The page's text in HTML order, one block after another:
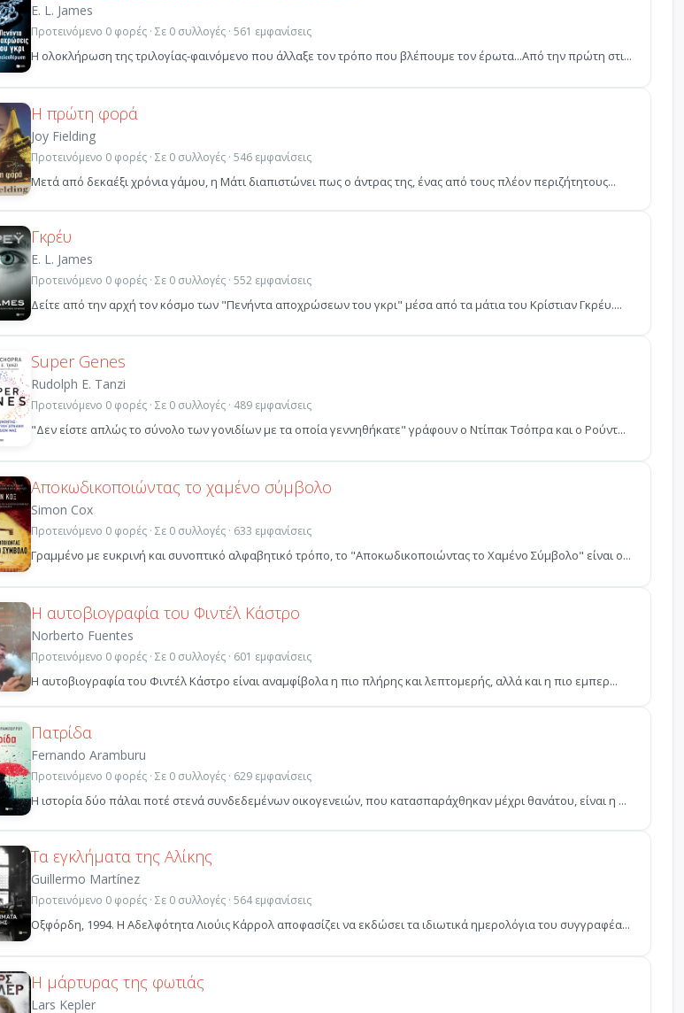
E. L. James
Προτεινόμενο 0 φορές · Σε 0 συλλογές · 561 εμφανίσεις
Η ολοκλήρωση της τριλογίας-φαινόμενο που άλλαξε τον τρόπο που βλέπουμε τον έρωτα...Από την πρώτη στι...
Η πρώτη φορά
Joy Fielding
Προτεινόμενο 0 φορές · Σε 0 συλλογές · 546 εμφανίσεις
Μετά από δεκαέξι χρόνια γάμου, η Μάτι διαπιστώνει πως ο άντρας της, ένας από τους πλέον περιζήτητους...
Γκρέυ
E. L. James
Προτεινόμενο 0 φορές · Σε 0 συλλογές · 552 εμφανίσεις
Δείτε από την αρχή τον κόσµο των "Πενήντα αποχρώσεων του γκρι" µέσα από τα µάτια του Κρίστιαν Γκρέυ....
Super Genes
Rudolph E. Tanzi
Προτεινόμενο 0 φορές · Σε 0 συλλογές · 489 εμφανίσεις
"Δεν είστε απλώς το σύνολο των γονιδίων με τα οποία γεννηθήκατε" γράφουν ο Ντίπακ Τσόπρα και ο Ρούντ...
Αποκωδικοποιώντας το χαμένο σύμβολο
Simon Cox
Προτεινόμενο 0 φορές · Σε 0 συλλογές · 633 εμφανίσεις
Γραμμένο με ευκρινή και συνοπτικό αλφαβητικό τρόπο, το "Αποκωδικοποιώντας το Χαμένο Σύμβολο" είναι ο...
Η αυτοβιογραφία του Φιντέλ Κάστρο
Norberto Fuentes
Προτεινόμενο 0 φορές · Σε 0 συλλογές · 601 εμφανίσεις
Η αυτοβιογραφία του Φιντέλ Κάστρο είναι αναμφίβολα η πιο πλήρης και λεπτομερής, αλλά και η πιο εμπερ...
Πατρίδα
Fernando Aramburu
Προτεινόμενο 0 φορές · Σε 0 συλλογές · 629 εμφανίσεις
Η ιστορία δύο πάλαι ποτέ στενά συνδεδεµένων οικογενειών, που κατασπαράχθηκαν µέχρι θανάτου, είναι η ...
Τα εγκλήματα της Αλίκης
Guillermo Martínez
Προτεινόμενο 0 φορές · Σε 0 συλλογές · 564 εμφανίσεις
Οξφόρδη, 1994. Η Αδελφότητα Λιούις Κάρρολ αποφασίζει να εκδώσει τα ιδιωτικά ημερολόγια του συγγραφέα...
Η μάρτυρας της φωτιάς
Lars Kepler